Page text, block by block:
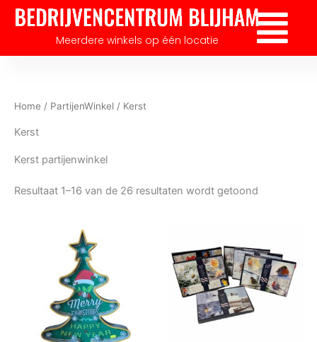
naar
inhoud
Meerdere winkels op één locatie
Flyout
Menu
Home / PartijenWinkel / Kerst
Kerst
Kerst partijenwinkel
Resultaat 1–16 van de 26 resultaten wordt getoond
op
nieuwste